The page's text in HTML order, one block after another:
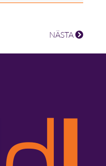
NÄSTA